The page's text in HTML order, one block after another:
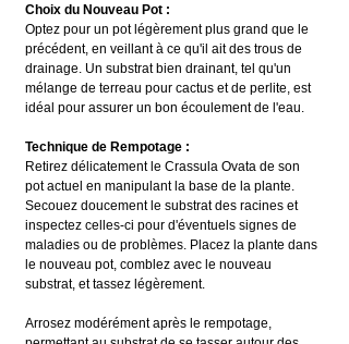
Choix du Nouveau Pot :
Optez pour un pot légèrement plus grand que le
précédent, en veillant à ce qu'il ait des trous de
drainage. Un substrat bien drainant, tel qu'un
mélange de terreau pour cactus et de perlite, est
idéal pour assurer un bon écoulement de l'eau.
Technique de Rempotage :
Retirez délicatement le Crassula Ovata de son
pot actuel en manipulant la base de la plante.
Secouez doucement le substrat des racines et
inspectez celles-ci pour d'éventuels signes de
maladies ou de problèmes. Placez la plante dans
le nouveau pot, comblez avec le nouveau
substrat, et tassez légèrement.
Arrosez modérément après le rempotage,